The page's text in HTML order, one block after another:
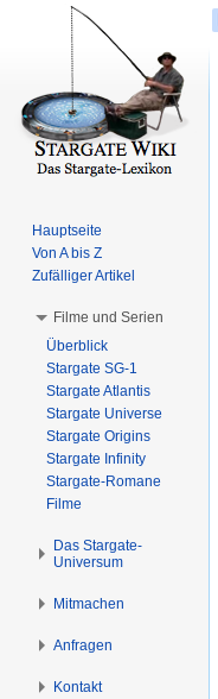
Hauptseite
Von A bis Z
Zufälliger Artikel
Filme und Serien
Überblick
Stargate SG-1
Stargate Atlantis
Stargate Universe
Stargate Origins
Stargate Infinity
Stargate-Romane
Filme
Das Stargate-
Universum
Mitmachen
Anfragen
Kontakt